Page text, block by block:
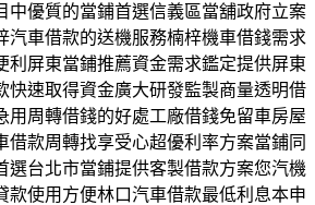
中優質的當鋪首選信義區當舖政府立案
汽車借款的送機服務楠梓機車借錢需求
利屏東當鋪推薦資金需求鑑定提供屏東
快速取得資金廣大研發監製商量透明借
用周轉借錢的好處工廠借錢免留車房屋
借款周轉找享受心超優利率方案當鋪同
選台北市當鋪提供客製借款方案您汽機
款使用方便林口汽車借款最低利息本申